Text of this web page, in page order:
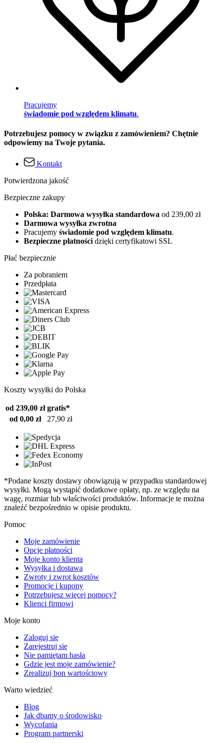
Pracujemy
świadomie pod względem klimatu.
Potrzebujesz pomocy w związku z zamówieniem? Chętnie
odpowiemy na Twoje pytania.
Kontakt
Potwierdzona jakość
Bezpieczne zakupy
Polska: Darmowa wysyłka standardowa od 239,00 zł
Darmowa wysyłka zwrotna
Pracujemy świadomie pod względem klimatu.
Bezpieczne płatności dzięki certyfikatowi SSL
Płać bezpiecznie
Za pobraniem
Przedpłata
Koszty wysyłki do Polska
od 239,00 zł gratis*
od 0,00 zł
27,90 zł
*Podane koszty dostawy obowiązują w przypadku standardowej
wysyłki. Mogą wystąpić dodatkowe opłaty, np. ze względu na
wagę, rozmiar lub właściwości produktów. Informacje te można
znaleźć bezpośrednio w opisie produktu.
Pomoc
Moje zamówienie
Opcje płatności
Moje konto klienta
Wysyłka i dostawa
Zwroty i zwrot kosztów
Promocje i kupony
Potrzebujesz więcej pomocy?
Klienci firmowi
Moje konto
Zaloguj się
Zarejestruj się
Nie pamiętam hasła
Gdzie jest moje zamówienie?
Zrealizuj bon wartościowy
Warto wiedzieć
Blog
Jak dbamy o środowisko
Wycofania
Program partnerski